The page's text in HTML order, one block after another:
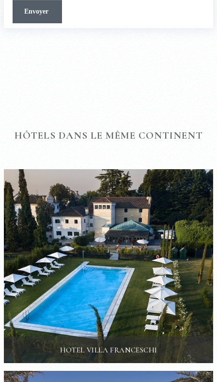
HÔTELS DANS LE MÊME CONTINENT
HOTEL VILLA FRANCESCHI